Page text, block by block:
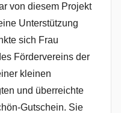
von diesem Projekt
Unterstützung
sich Frau
Fördervereins der
kleinen
und überreichte
Gutschein. Sie